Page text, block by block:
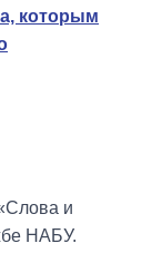
которым
и
НАБУ.